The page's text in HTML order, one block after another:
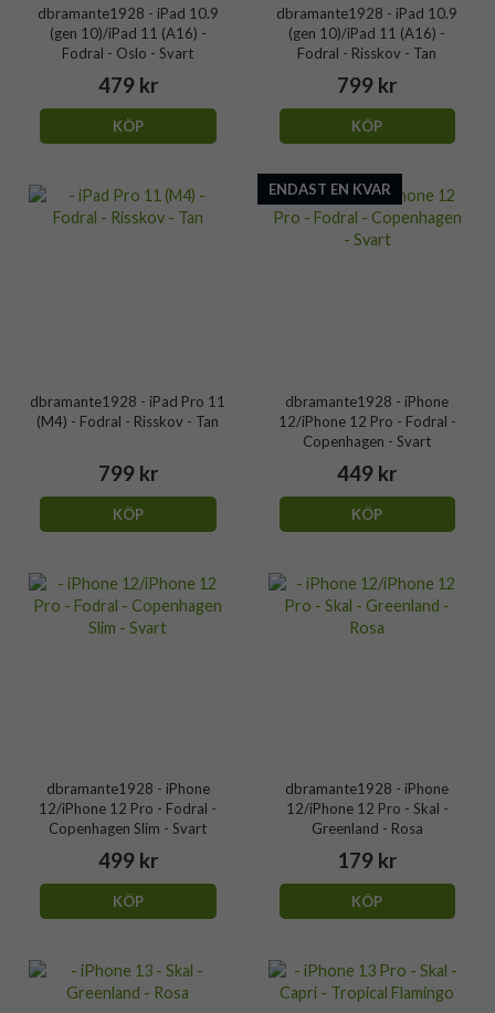
dbramante1928 - iPad 10.9
(gen 10)/iPad 11 (A16) -
Fodral - Oslo - Svart
479 kr
KÖP
dbramante1928 - iPad 10.9
(gen 10)/iPad 11 (A16) -
Fodral - Risskov - Tan
799 kr
KÖP
dbramante1928 - iPad Pro 11
(M4) - Fodral - Risskov - Tan
799 kr
KÖP
ENDAST EN KVAR
dbramante1928 - iPhone
12/iPhone 12 Pro - Fodral -
Copenhagen - Svart
449 kr
KÖP
dbramante1928 - iPhone
12/iPhone 12 Pro - Fodral -
Copenhagen Slim - Svart
499 kr
KÖP
dbramante1928 - iPhone
12/iPhone 12 Pro - Skal -
Greenland - Rosa
179 kr
KÖP